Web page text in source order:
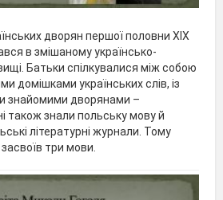
дворян першої половни ХІХ
в змішаному українсько-
Батьки спілкувалися між собою
домішками українських слів, із
знайомими дворянами –
також знали польську мову й
літературні журнали. Тому
три мови.